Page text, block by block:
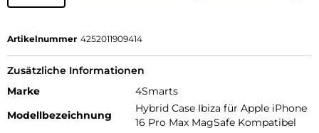
Artikelnummer 4252011909414
Zusätzliche Informationen
Marke
4Smarts
Modellbezeichnung
Hybrid Case Ibiza für Apple iPhone
16 Pro Max MagSafe Kompatibel